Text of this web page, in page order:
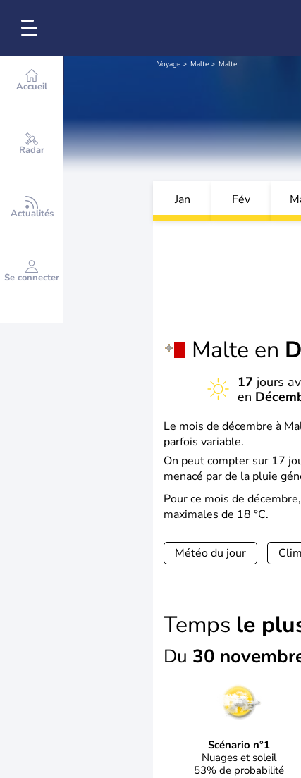
Accueil
Radar
Actualités
Se connecter
Voyage Malte Malte
Jan Fév
Malte en
17 jours
en
Le mois de décembre à
parfois variable.
On peut compter sur 17
menacé par de la pluie
Pour ce mois de
maximales de 18 °C.
Météo du jour
Temps le
Du 30
Scénario n°1
Nuages et soleil
53% de probabilité